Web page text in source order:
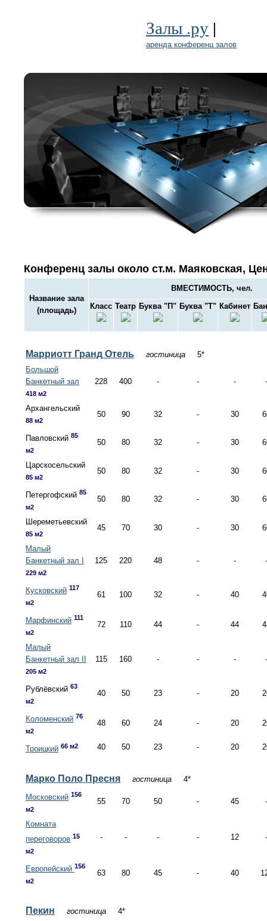
Залы .ру |
аренда конференц залов
Конференц залы около ст.м. Маяковская,
Название зала
(площадь)
ВМЕСТИМОСТЬ, чел.
Класс Театр Буква "П" Буква "Т" Кабинет
Марриотт Гранд Отель гостиница 5*
Большой
Банкетный зал
418 м2
228 400 - - - -
Архангельский
88 м2
50 90 32 - 30
Павловский 85
м2
50 80 32 - 30
Царскосельский
85 м2
50 80 32 - 30
Петергофский 85
м2
50 80 32 - 30
Шереметьевский
85 м2
45 70 30 - 30
Малый
Банкетный зал I
229 м2
125 220 48 - - -
Кусковский 117
м2
61 100 32 - 40
Марфинский 111
м2
72 110 44 - 44
Малый
Банкетный зал II
205 м2
115 160 - - - -
Рублёвский 63
м2
40 50 23 - 20
Коломенский 76
м2
48 60 24 - 20
Троицкий 66 м2 40 50 23 - 20
Марко Поло Пресня гостиница 4*
Московский 156
м2
55 70 50 - 45 -
Комната
переговоров 15
м2
- - - - 12 -
Европейский 156
м2
63 80 45 - 40
Пекин гостиница 4*